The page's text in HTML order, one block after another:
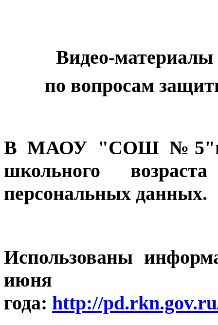
Видео-материалы
по вопросам
В МАОУ "СОШ
школьного
персональных данных.
Использованы
года: http://